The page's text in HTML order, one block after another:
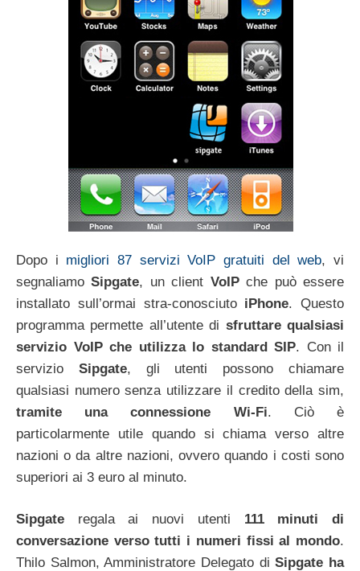
Dopo i migliori 87 servizi VoIP gratuiti del web, vi
segnaliamoSipgate, un client VoIPche può essere
installato sull’ormai stra-conosciuto iPhone. Questo
programma permette all’utente di sfruttare qualsiasi
servizio VoIP che utilizza lo standard SIP. Con il
servizio Sipgate, gli utenti possono chiamare
qualsiasi numero senza utilizzare il credito della sim,
tramite una connessione Wi-Fi. Ciò è
particolarmente utile quando si chiama verso altre
nazioni o da altre nazioni, ovvero quando i costi sono
superiori ai 3 euro al minuto.
Sipgate regala ai nuovi utenti 111 minuti di
conversazione verso tutti i numeri fissi al mondo.
Thilo Salmon, Amministratore Delegato diSipgate ha